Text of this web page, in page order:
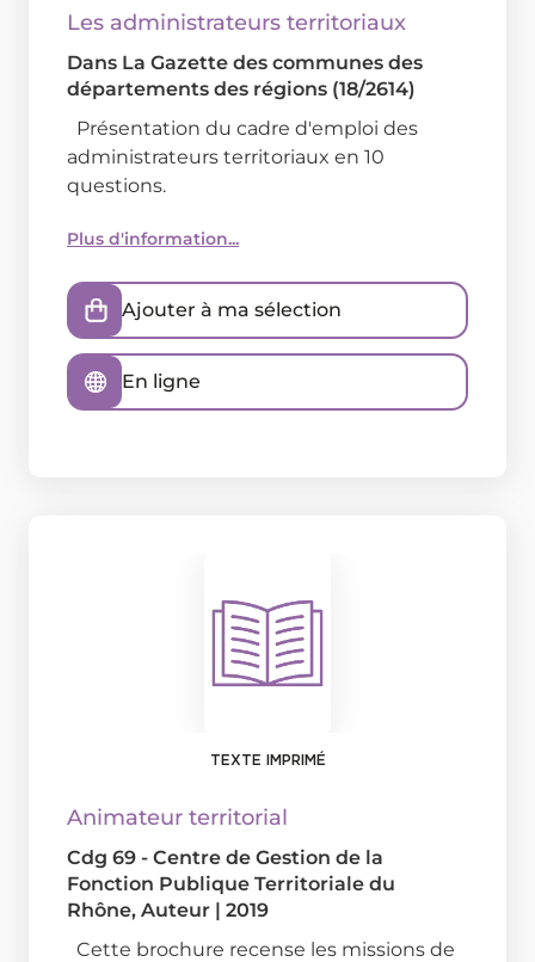
Les administrateurs territoriaux
Dans La Gazette des communes des
départements des régions (18/2614)
Présentation du cadre d'emploi des
administrateurs territoriaux en 10
questions.
Plus d'information...
Ajouter à ma sélection
En ligne
TEXTE IMPRIMÉ
Animateur territorial
Cdg 69 - Centre de Gestion de la
Fonction Publique Territoriale du
Rhône, Auteur | 2019
Cette brochure recense les missions de